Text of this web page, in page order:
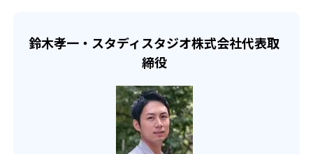
問題は基礎から応用問題まで用意しており、反復学習に適
した仕様となっている。
学校の定期テストでの成績アップを保証する制度がある。
中学生が対象で、中学1年の12月から中学3年生の4月まで
に入会した生徒が対象。
鈴木孝一・スタディスタジオ株式会社代表取
締役